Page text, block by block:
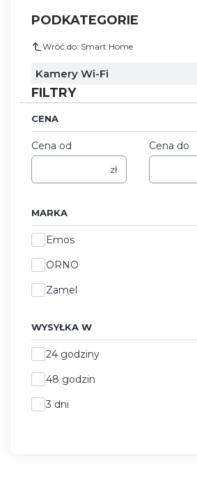
PODKATEGORIE
Wróć do: Smart Home
Kamery Wi-Fi
FILTRY
CENA
Cena od
zł
Cena do
MARKA
Marka
Emos
ORNO
Zamel
WYSYŁKA W
Wysyłka w
24 godziny
48 godzin
3 dni